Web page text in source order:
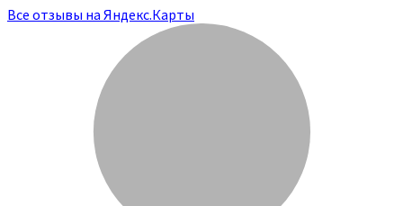
Все отзывы на Яндекс.Карты